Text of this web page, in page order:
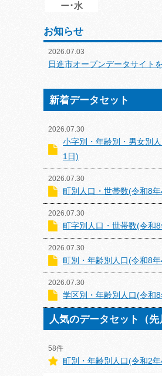
ー･水
お知らせ
2026.07.03
日進市オープンデータサイト
新着データセット
2026.07.30
小字別・年齢別・男女別
1日)
2026.07.30
町別人口・世帯数(令和8
2026.07.30
町字別人口・世帯数(令和
2026.07.30
町別・年齢別人口(令和8
2026.07.30
学区別・年齢別人口(令和
人気のデータセット（先
58件
町別・年齢別人口(令和2